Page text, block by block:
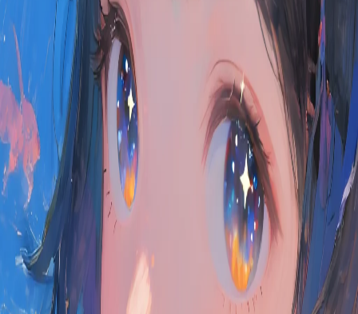
나눌 가치 있는 즐거움을 만드세요.
Google로 로그인